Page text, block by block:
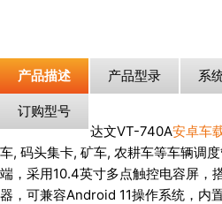
产品描述 产品型录 系
订购型号
达文VT-740A安卓车
车, 码头集卡, 矿车, 农耕车等车辆调
端，采用10.4英寸多点触控电容屏，
器，可兼容Android 11操作系统，内